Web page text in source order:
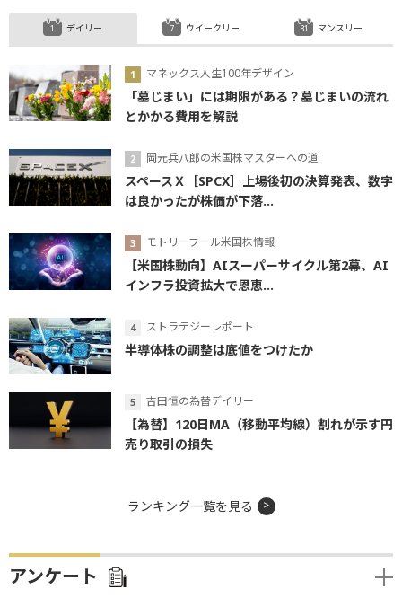
デイリー
マネックス人生100年デザイン
「墓じまい」には期限がある？墓じまいの流れ
とかかる費用を解説
岡元兵八郎の米国株マスターへの道
スペースＸ［SPCX］上場後初の決算発表、数字
は良かったが株価が下落...
モトリーフール米国株情報
【米国株動向】AIスーパーサイクル第2幕、AI
インフラ投資拡大で恩恵...
ストラテジーレポート
半導体株の調整は底値をつけたか
吉田恒の為替デイリー
【為替】120日MA（移動平均線）割れが示す円
売り取引の損失
ウイークリー マンスリー
ランキング一覧を見る
アンケート